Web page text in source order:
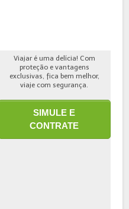
Viajar é uma delícia! Com
proteção e vantagens
exclusivas, fica bem melhor,
viaje com segurança.
SIMULE E
CONTRATE